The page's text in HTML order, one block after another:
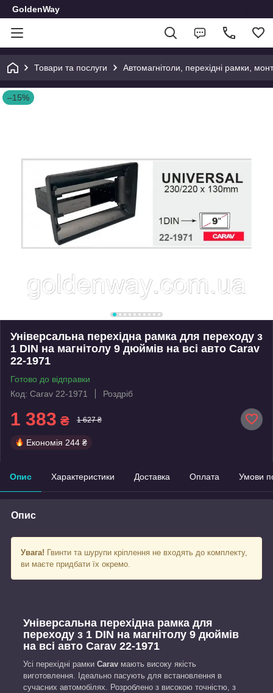
GoldenWay
Товари та послуги Автомагнітоли, перехідні рамки,
–15%
Універсальна перехідна рамка для переходу з
1 DIN на магнітолу 9 дюймів на всі авто Carav
22-1971
Готово до відправки
Код: Carav 22-1971
Роздріб
1 383 ₴ 1 627 ₴
Економія 244 ₴
Опис Характеристики Доставка Оплата Умови
Опис
Увага! Гвинти та шурупи кріплення не входять до комплекту,
ви маєте придбати їх окремо.
Універсальна перехідна рамка для
переходу з 1 DIN на магнітолу 9 дюймів
на всі авто Carav 22-1971
Усі перехідні рамки Сarav мають високу якість
виготовлення. Ідеально пасують для встановлення в
сучасних автомобілях. Розроблено з високою точністю, з